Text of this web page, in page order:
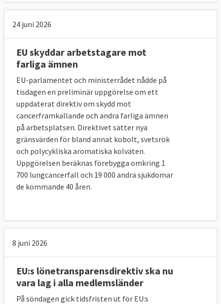
Svensk medlem: Ledarna
Arbetsgivare:
Europeiska industri- och
arbetsgivarförbundet; BusinessEurope
Svensk medlem: Svenskt Näringsliv.
SGI Europe- offentliga arbetsgivare (tidigare
CEEP)
Svensk medlem: Sveriges Kommuner och
Regioner, SKR.
hantverksföretag och små och medelstora
Svensk medlem: Företagarna.
24 juni 2026
EU skyddar arbetstagare mot
farliga ämnen
EU-parlamentet och ministerrådet nådde på
tisdagen en preliminär uppgörelse om ett
uppdaterat direktiv om skydd mot
cancerframkallande och andra farliga ämnen
på arbetsplatsen. Direktivet sätter nya
gränsvärden för bland annat kobolt, svetsrök
och polycykliska aromatiska kolväten.
Uppgörelsen beräknas förebygga omkring 1
700 lungcancerfall och 19 000 andra sjukdomar
de kommande 40 åren.
8 juni 2026
EU:s lönetransparensdirektiv ska nu
vara lag i alla medlemsländer
På söndagen gick tidsfristen ut för EU:s